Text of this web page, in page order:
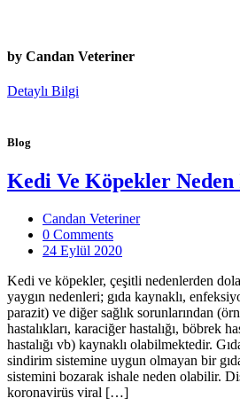
by Candan Veteriner
Detaylı Bilgi
Blog
Kedi Ve Köpekler
Candan Veteriner
0 Comments
24 Eylül 2020
Kedi ve köpekler, çeşitli nedenlerden
yaygın nedenleri; gıda kaynaklı,
parazit) ve diğer sağlık sorunlarından
hastalıkları, karaciğer hastalığı, böbrek
hastalığı vb) kaynaklı olabilmektedir.
sindirim sistemine uygun olmayan bir
sistemini bozarak ishale neden olabilir.
koronavirüs viral […]